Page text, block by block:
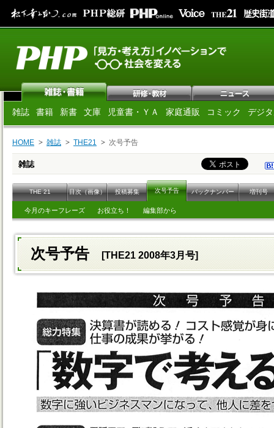
雑誌 書籍 新書 文庫 児童書・ＹＡ 家庭通販 コミック デジ
HOME 雑誌 THE21 次号予告
雑誌
THE 21 目次（画像） 投稿募集 次号予告 バックナンバー 増刊号
今月のキーフレーズ お役立ち！ 編集部から
次号予告 [THE21 2008年3月号]